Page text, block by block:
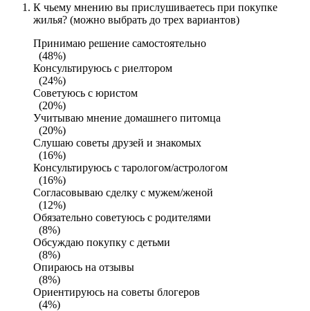
К чьему мнению вы прислушиваетесь при покупке
жилья? (можно выбрать до трех вариантов)
Принимаю решение самостоятельно
(48%)
Консультируюсь с риелтором
(24%)
Советуюсь с юристом
(20%)
Учитываю мнение домашнего питомца
(20%)
Слушаю советы друзей и знакомых
(16%)
Консультируюсь с тарологом/астрологом
(16%)
Согласовываю сделку с мужем/женой
(12%)
Обязательно советуюсь с родителями
(8%)
Обсуждаю покупку с детьми
(8%)
Опираюсь на отзывы
(8%)
Ориентируюсь на советы блогеров
(4%)